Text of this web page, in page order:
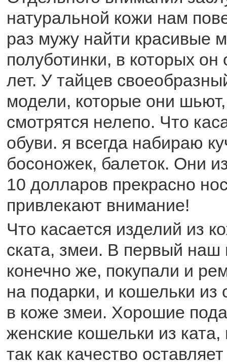
натуральной кожи нам
раз мужу найти красивые
полуботинки, в которых он
лет. У тайцев
модели, которые они
смотрятся нелепо. Что
обуви. я всегда набираю
босоножек, балеток. Они
10 долларов прекрасно
привлекают внимание!
Что касается изделий из
ската, змеи. В первый наш
конечно же, покупали и
на подарки, и кошельки из
в коже змеи. Хорошие
женские кошельки из ката,
так как качество